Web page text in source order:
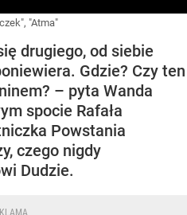
"Atma"
drugiego, od siebie
Gdzie? Czy ten
– pyta Wanda
spocie Rafała
Powstania
czego nigdy
Dudzie.